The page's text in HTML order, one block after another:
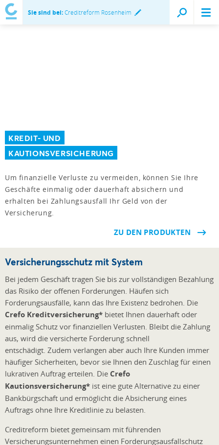
Sie sind bei:Creditreform Rosenheim
KREDIT- UND
KAUTIONSVERSICHERUNG
Um finanzielle Verluste zu vermeiden, können Sie Ihre
Geschäfte einmalig oder dauerhaft absichern und
erhalten bei Zahlungsausfall Ihr Geld von der
Versicherung.
ZU DEN PRODUKTEN
Versicherungsschutz mit System
Bei jedem Geschäft tragen Sie bis zur vollständigen Bezahlung
das Risiko der offenen Forderungen. Häufen sich
Forderungsausfälle, kann das Ihre Existenz bedrohen. Die
Crefo Kreditversicherung* bietet Ihnen dauerhaft oder
einmalig Schutz vor finanziellen Verlusten. Bleibt die Zahlung
aus, wird die versicherte Forderung schnell
entschädigt. Zudem verlangen aber auch Ihre Kunden immer
häufiger Sicherheiten, bevor sie Ihnen den Zuschlag für einen
lukrativen Auftrag erteilen. Die Crefo
Kautionsversicherung* ist eine gute Alternative zu einer
Bankbürgschaft und ermöglicht die Absicherung eines
Auftrags ohne Ihre Kreditlinie zu belasten.
Creditreform bietet gemeinsam mit führenden
Versicherungsunternehmen einen Forderungsausfallschutz